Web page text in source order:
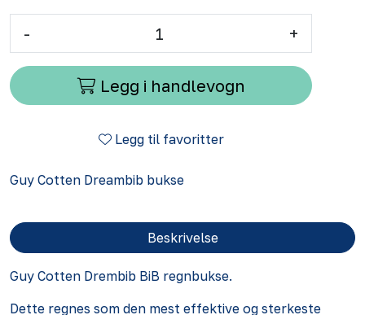
- +
Legg i handlevogn
Legg til favoritter
Guy Cotten Dreambib bukse
Beskrivelse
Guy Cotten Drembib BiB regnbukse.
Dette regnes som den mest effektive og sterkeste